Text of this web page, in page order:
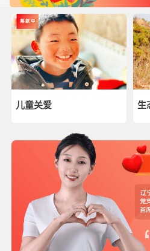
儿童关爱 生